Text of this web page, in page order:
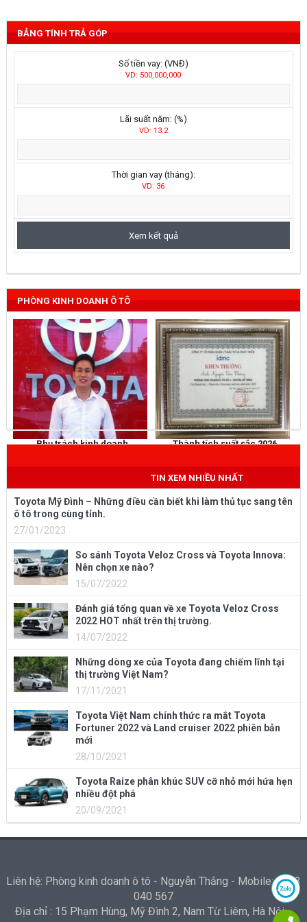
BẢNG TÍNH TRẢ GÓP
Số tiền vay: (VNĐ)
VD: 500,000,000
Lãi suất năm: (%)
VD: 13.2
Thời gian vay (tháng):
VD: 36
PHÒNG KINH DOANH Ô TÔ
Phụ trách kinh doanh Thành tích suất sắc 2026
TIN XEM NHIỀU NHẤT
Toyota Mỹ Đình – Những điều cần biết khi làm thủ tục sang tên
ô tô trong cùng tỉnh.
27/01/2023
So sánh Toyota Veloz Cross và Toyota Innova:
Nên chọn xe nào?
15/07/2022
Đánh giá tổng quan về xe Toyota Veloz Cross
2022 HOT nhất trên thị trường.
14/07/2022
Những dòng xe của Toyota đang chiếm lĩnh tại
thị trường Việt Nam?
17/11/2021
Toyota Việt Nam chính thức ra mắt Toyota
Fortuner 2022 và Land cruiser 2022 phiên bản
mới
28/10/2021
Toyota Raize phân khúc SUV cỡ nhỏ mới hứa hẹn
nhiều đột phá
20/09/2021
Liên hệ: Phòng kinh doanh ô tô - Nguyễn Thắng - Mobile: 0973
040 567
Địa chỉ : 15 Phạm Hùng, Mỹ Đình 2, Nam Từ Liêm, Hà Nội -